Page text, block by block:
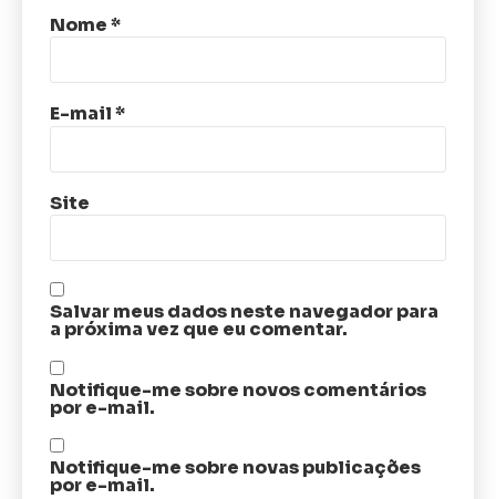
Nome*
E-mail*
Site
Salvar meus dados neste navegador para
a próxima vez que eu comentar.
Notifique-me sobre novos comentários
por e-mail.
Notifique-me sobre novas publicações
por e-mail.